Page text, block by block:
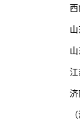
江
济